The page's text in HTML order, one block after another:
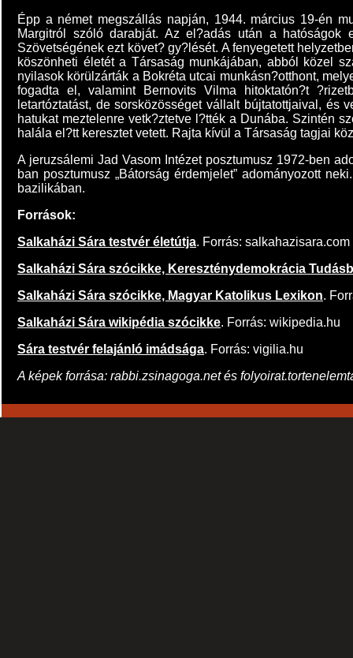
Épp a német megszállás napján, 1944. március 19-én
Margitról szóló darabját. Az el?adás után a
Szövetségének ezt követ? gy?lését. A fenyegetett
köszönheti életét a Társaság munkájában, abból közel
nyilasok körülzárták a Bokréta utcai munkásn?otthont,
fogadta el, valamint Bernovits Vilma hitoktatón?t
letartóztatást, de sorsközösséget vállalt bújtatottjaival,
hatukat meztelenre vetk?ztetve l?tték a Dunába. Szintén
halála el?tt keresztet vetett. Rajta kívül a Társaság tagjai
A jeruzsálemi Jad Vasom Intézet posztumusz 1972-ben
ban posztumusz „Bátorság érdemjelet” adományozott
bazilikában.
Források:
Salkaházi Sára testvér életútja. Forrás: salkahazisara.com
Salkaházi Sára szócikke, Kereszténydemokrácia
Salkaházi Sára szócikke, Magyar Katolikus Lexikon.
Salkaházi Sára wikipédia szócikke. Forrás: wikipedia.hu
Sára testvér felajánló imádsága. Forrás: vigilia.hu
A képek forrása: rabbi.zsinagoga.net és